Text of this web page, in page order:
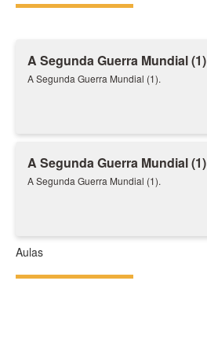
A Segunda Guerra Mundial (1)
A Segunda Guerra Mundial (1).
A Segunda Guerra Mundial (1)
A Segunda Guerra Mundial (1).
Aulas